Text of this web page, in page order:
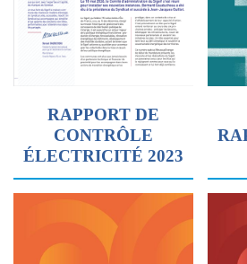
RAPPORT DE
CONTRÔLE
ÉLECTRICITÉ 2023